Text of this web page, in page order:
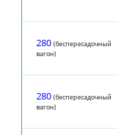
280 (беспересадочный
вагон)
280 (беспересадочный
вагон)